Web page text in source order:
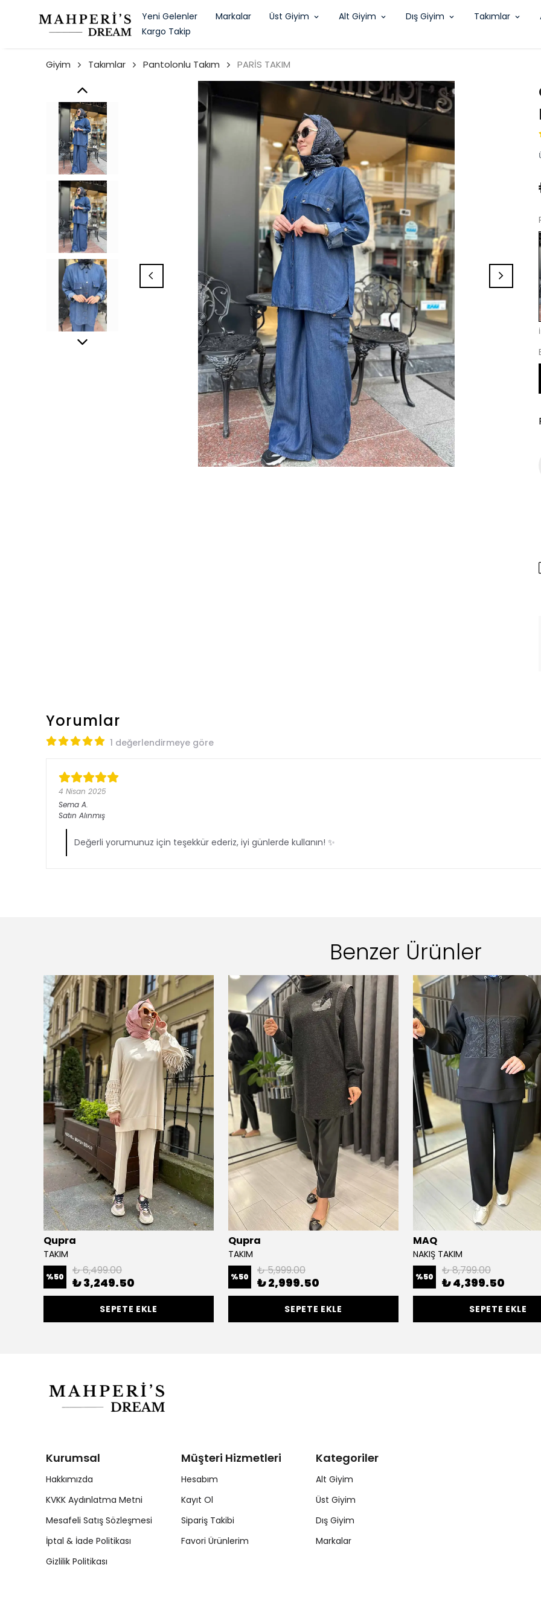
Yeni Gelenler Markalar Üst Giyim Alt Giyim Dış Giyim Takımlar
Kargo Takip
Giyim Takımlar Pantolonlu Takım PARİS TAKIM
Yorumlar
1 değerlendirmeye göre
4 Nisan 2025
Sema A.
Satın Alınmış
Değerli yorumunuz için teşekkür ederiz, iyi günlerde kullanın! ✨
Benzer Ürünler
Qupra
TAKIM
%50 ₺ 6,499.00
₺ 3,249.50
SEPETE EKLE
Qupra
TAKIM
%50 ₺ 5,999.00
₺ 2,999.50
SEPETE EKLE
MAQ
NAKIŞ TAKIM
%50 ₺ 8,799.00
₺ 4,399.50
SEPETE EKLE
Kurumsal
Hakkımızda
KVKK Aydınlatma Metni
Mesafeli Satış Sözleşmesi
İptal & İade Politikası
Gizlilik Politikası
Müşteri Hizmetleri
Hesabım
Kayıt Ol
Sipariş Takibi
Favori Ürünlerim
Kategoriler
Alt Giyim
Üst Giyim
Dış Giyim
Markalar